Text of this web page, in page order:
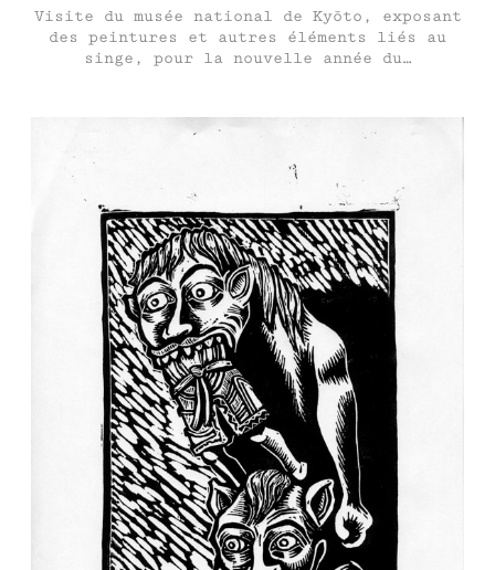
Visite du musée national de Kyōto, exposant
des peintures et autres éléments liés au
singe, pour la nouvelle année du…